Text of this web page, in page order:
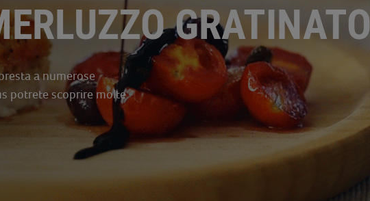
GRATINATO
a numerose
potrete scoprire molte